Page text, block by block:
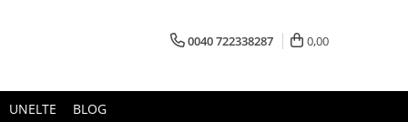
0040 722338287 0,00
UNELTE BLOG